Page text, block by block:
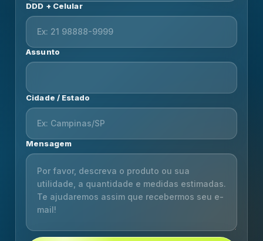
DDD + Celular
Assunto
Cidade / Estado
Mensagem